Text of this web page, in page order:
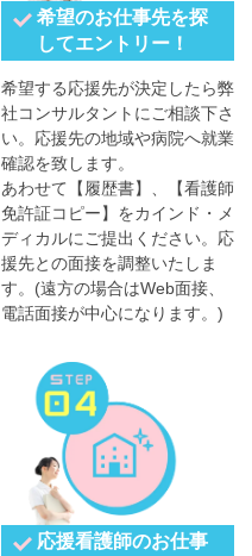
希望のお仕事先を探
してエントリー！
希望する応援先が決定したら弊
社コンサルタントにご相談下さ
い。応援先の地域や病院へ就業
確認を致します。
あわせて【履歴書】、【看護師
免許証コピー】をカインド・メ
ディカルにご提出ください。応
援先との面接を調整いたしま
す。(遠方の場合はWeb面接、
電話面接が中心になります。)
応援看護師のお仕事